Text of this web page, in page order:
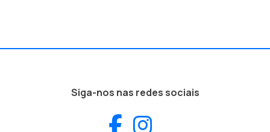
Siga-nos nas redes sociais
Facebook